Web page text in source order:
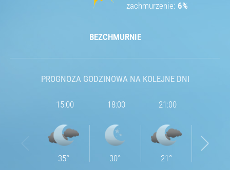
BEZCHMURNIE
zachmurzenie 6%
15:00
35°
18:00
30°
21:00
21 °